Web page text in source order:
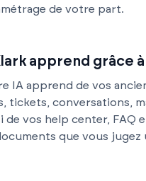
de votre part.
apprend grâce
IA apprend de vos
tickets, conversations,
de vos help center, FAQ
que vous jugez